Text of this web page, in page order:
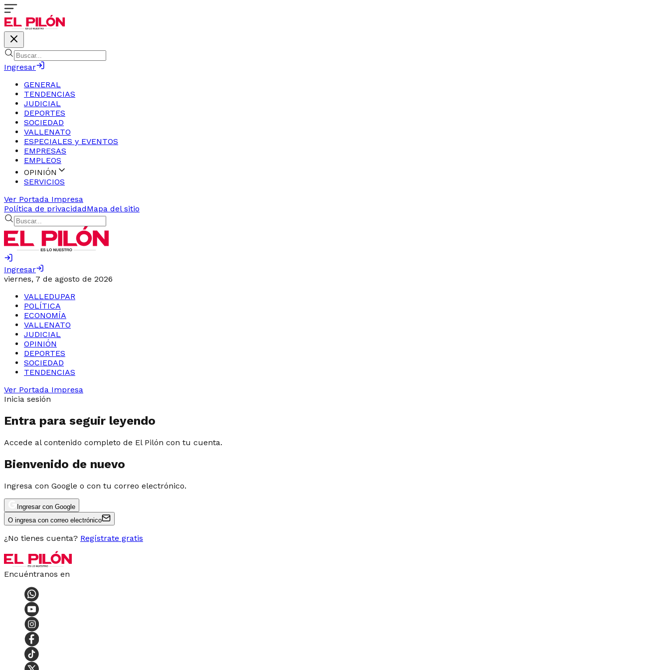
Ingresar
GENERAL
TENDENCIAS
JUDICIAL
DEPORTES
SOCIEDAD
VALLENATO
ESPECIALES y EVENTOS
EMPRESAS
EMPLEOS
OPINIÓN
SERVICIOS
Ver Portada Impresa
Política de privacidadMapa del sitio
Ingresar
viernes, 7 de agosto de 2026
VALLEDUPAR
POLÍTICA
ECONOMÍA
VALLENATO
JUDICIAL
OPINIÓN
DEPORTES
SOCIEDAD
TENDENCIAS
Ver Portada Impresa
Inicia sesión
Entra para seguir leyendo
Accede al contenido completo de El Pilón con tu cuenta.
Bienvenido de nuevo
Ingresa con Google o con tu correo electrónico.
Ingresar con Google
O ingresa con correo electrónico
¿No tienes cuenta? Regístrate gratis
Encuéntranos en